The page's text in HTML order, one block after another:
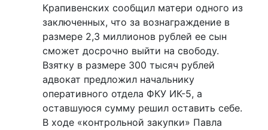
Крапивенских сообщил матери одного из
заключенных, что за вознаграждение в
размере 2,3 миллионов рублей ее сын
сможет досрочно выйти на свободу.
Взятку в размере 300 тысяч рублей
адвокат предложил начальнику
оперативного отдела ФКУ ИК-5, а
оставшуюся сумму решил оставить себе.
В ходе «контрольной закупки» Павла